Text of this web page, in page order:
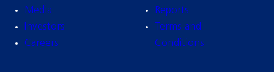
Media
Investors
Careers
Reports
Terms and
Conditions